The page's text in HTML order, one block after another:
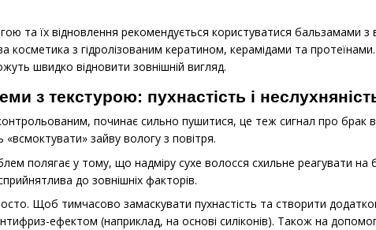
та їх відновлення рекомендується користуватися
косметика з гідролізованим кератином, керамідами та
швидко відновити зовнішній вигляд.
з текстурою: пухнастість і
починає сильно пушитися, це теж сигнал про брак
«всмоктувати» зайву вологу з повітря.
полягає у тому, що надміру сухе волосся схильне реагувати на
до зовнішніх факторів.
Щоб тимчасово замаскувати пухнастість та створити
ефектом (наприклад, на основі силіконів). Також на